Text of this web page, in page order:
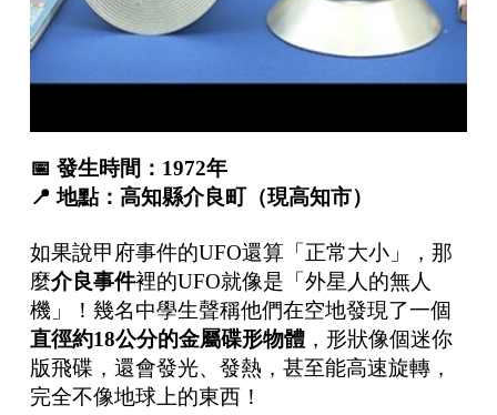
📅 發生時間： 1972年
📍 地點：高知縣介良町（現高知市）
如果說甲府事件的UFO還算「正常大小」，那
麼介良事件裡的UFO就像是「外星人的無人
機」！幾名中學生聲稱他們在空地發現了一個
直徑約18公分的金屬碟形物體，形狀像個迷你
版飛碟，還會發光、發熱，甚至能高速旋轉，
完全不像地球上的東西！